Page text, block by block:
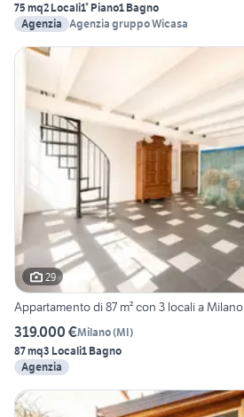
75 mq2 Locali1° Piano1 Bagno
Agenzia Agenzia gruppo Wicasa
29
Appartamento di 87 m² con 3 locali a Milano
319.000 €Milano(MI)
87 mq3 Locali1 Bagno
Agenzia